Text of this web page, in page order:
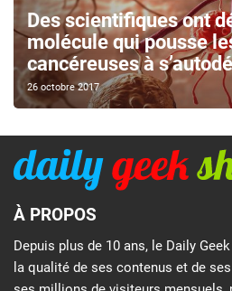
Des scientifiques ont
molécule qui pousse
cancéreuses à
26 octobre 2017
À PROPOS
Depuis plus de 10 ans, le Daily
la qualité de ses contenus et de